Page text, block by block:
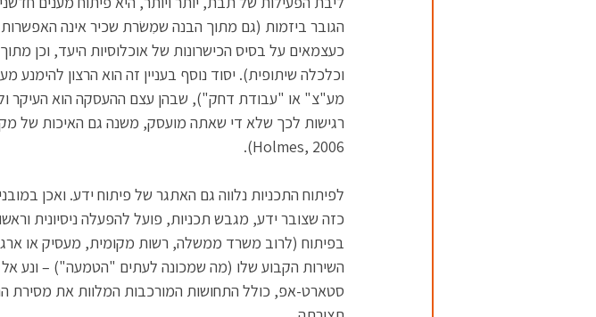
הגובר ביזמות (גם מתוך הבנה שמִשֹרת שכיר אינה האפשרות
כעצמאים על בסיס הכישרונות של אוכלוסיות היעד, וכן
וכלכלה שיתופית). יסוד נוסף בעניין זה הוא הרצון
מע"צ" או "עבודת דחק"), שבהן עצם ההעסקה הוא העיקר
Holmes, 2006).
לפיתוח התכניות נלווה גם האתגר של פיתוח ידע. ואכן
כזה שצובר ידע, מגבש תכניות, פועל להפעלה ניסיונית
בפיתוח (לרוב משרד ממשלה, רשות מקומית, מעסיק או
השירות הקבוע שלו (מה שמכונה לעתים "הטמעה") – ונע
סטארט-אפ, כולל התחושות המורכבות המלוות את מסירת